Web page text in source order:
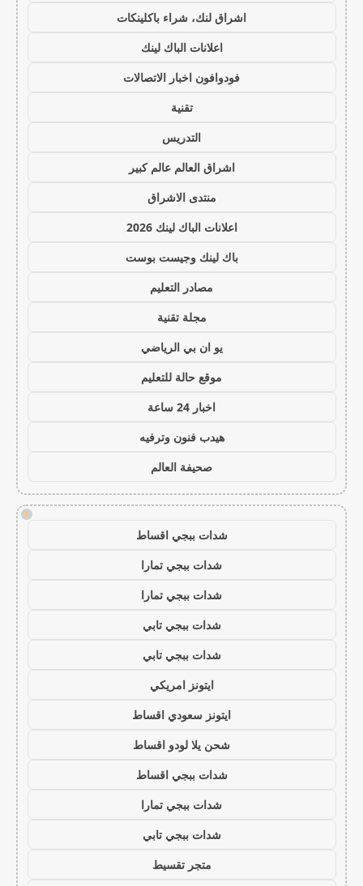
اشراق لنك، شراء باكلينكات
اعلانات الباك لينك
فودوافون اخبار الاتصالات
تقنية
التدريس
اشراق العالم عالم كبير
منتدى الاشراق
اعلانات الباك لينك 2026
باك لينك وجيست بوست
مصادر التعليم
مجلة تقنية
يو ان بي الرياضي
موقع حالة للتعليم
اخبار 24 ساعة
هيدب فنون وترفيه
صحيفة العالم
!
شدات ببجي اقساط
شدات ببجي تمارا
شدات ببجي تمارا
شدات ببجي تابي
شدات ببجي تابي
ايتونز امريكي
ايتونز سعودي اقساط
شحن يلا لودو اقساط
شدات ببجي اقساط
شدات ببجي تمارا
شدات ببجي تابي
متجر تقسيط